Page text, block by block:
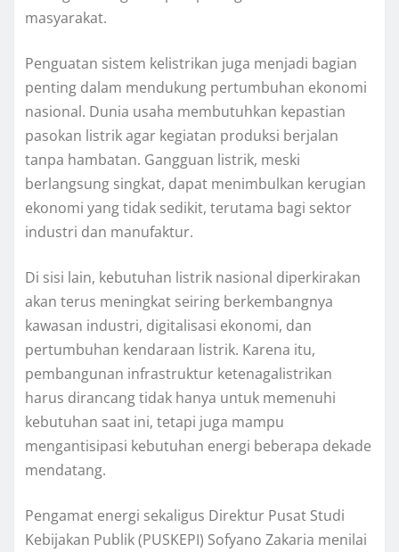
masyarakat.
Penguatan sistem kelistrikan juga menjadi bagian
penting dalam mendukung pertumbuhan ekonomi
nasional. Dunia usaha membutuhkan kepastian
pasokan listrik agar kegiatan produksi berjalan
tanpa hambatan. Gangguan listrik, meski
berlangsung singkat, dapat menimbulkan kerugian
ekonomi yang tidak sedikit, terutama bagi sektor
industri dan manufaktur.
Di sisi lain, kebutuhan listrik nasional diperkirakan
akan terus meningkat seiring berkembangnya
kawasan industri, digitalisasi ekonomi, dan
pertumbuhan kendaraan listrik. Karena itu,
pembangunan infrastruktur ketenagalistrikan
harus dirancang tidak hanya untuk memenuhi
kebutuhan saat ini, tetapi juga mampu
mengantisipasi kebutuhan energi beberapa dekade
mendatang.
Pengamat energi sekaligus Direktur Pusat Studi
Kebijakan Publik (PUSKEPI) Sofyano Zakaria menilai